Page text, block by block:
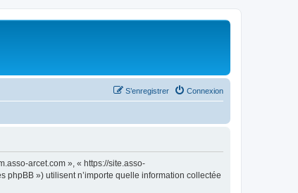
Connexion
S’enregistrer
arcet.com », « https://site.asso-
phpBB ») utilisent n’importe quelle information collectée